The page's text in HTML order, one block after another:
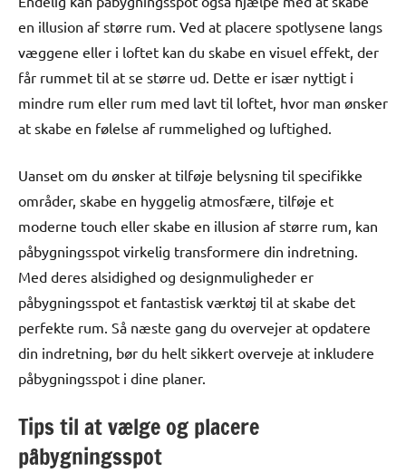
en illusion af større rum. Ved at placere spotlysene langs
væggene eller i loftet kan du skabe en visuel effekt, der
får rummet til at se større ud. Dette er især nyttigt i
mindre rum eller rum med lavt til loftet, hvor man ønsker
at skabe en følelse af rummelighed og luftighed.
Uanset om du ønsker at tilføje belysning til specifikke
områder, skabe en hyggelig atmosfære, tilføje et
moderne touch eller skabe en illusion af større rum, kan
påbygningsspot virkelig transformere din indretning.
Med deres alsidighed og designmuligheder er
påbygningsspot et fantastisk værktøj til at skabe det
perfekte rum. Så næste gang du overvejer at opdatere
din indretning, bør du helt sikkert overveje at inkludere
påbygningsspot i dine planer.
Tips til at vælge og placere
påbygningsspot